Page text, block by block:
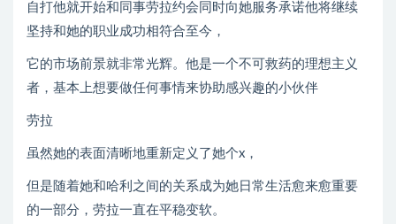
自打他就开始和同事劳拉约会同时向她服务承诺他将继续
坚持和她的职业成功相符合至今，
它的市场前景就非常光辉。他是一个不可救药的理想主义
者，基本上想要做任何事情来协助感兴趣的小伙伴
劳拉
虽然她的表面清晰地重新定义了她个x，
但是随着她和哈利之间的关系成为她日常生活愈来愈重要
的一部分，劳拉一直在平稳变软。